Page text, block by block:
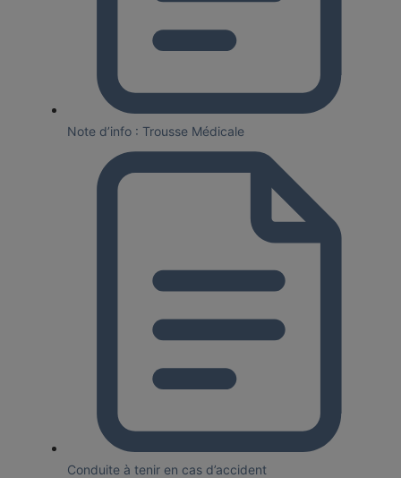
Note d’info : Trousse Médicale
Conduite à tenir en cas d’accident